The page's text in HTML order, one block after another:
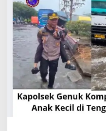
n
t
o
R
e
l
a
B
a
s
a
h
D